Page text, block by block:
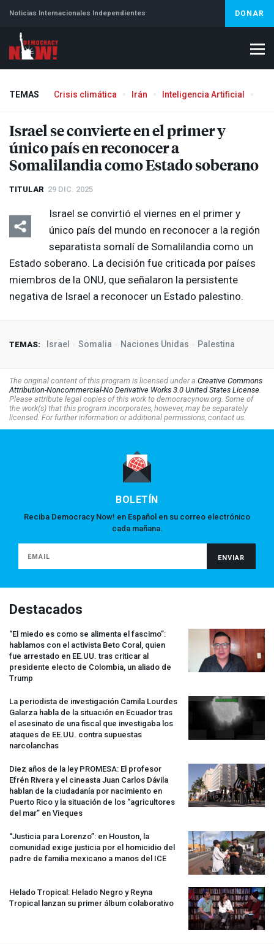
Noticias Internacionales Independientes DONAR
TEMAS Crisis climática Irán Inteligencia Artificial
Israel se convierte en el primer y
único país en reconocer a
Somalilandia como Estado soberano
TITULAR 29 DIC. 2025
Israel se convirtió el viernes en el primer y
único país del mundo en reconocer a la región
separatista somalí de Somalilandia como un
Estado soberano. La decisión fue criticada por países
miembros de la ONU, que señalaron la persistente
negativa de Israel a reconocer un Estado palestino.
TEMAS: Israel Somalia Naciones Unidas Palestina
The original content of this program is licensed under a Creative Commons
Attribution-Noncommercial-No Derivative Works 3.0 United States License.
Please attribute legal copies of this work to democracynow.org. Some of
the work(s) that this program incorporates, however, may be separately
licensed. For further information or additional permissions, contact us.
BOLETÍN
Reciba Democracy Now! en Español en su correo electrónico
cada mañana.
Destacados
“El miedo es como se alimenta el fascimo”:
hablamos con el activista Beto Coral, quien
fue arrestado en EE.UU. tras criticar al
presidente electo de Colombia, un aliado de
Trump
La periodista de investigación Camila Lourdes
Galarza habla de la situación en Ecuador tras
el asesinato de una fiscal que investigaba los
ataques de EE.UU. contra supuestas
narcolanchas
Diez años de la ley PROMESA: El profesor
Efrén Rivera y el cineasta Juan Carlos Dávila
hablan de la ciudadanía por nacimiento en
Puerto Rico y la situación de los “agricultores
del mar” en Vieques
“Justicia para Lorenzo”: en Houston, la
comunidad exige justicia por el homicidio del
padre de familia mexicano a manos del ICE
Helado Tropical: Helado Negro y Reyna
Tropical lanzan su primer álbum colaborativo